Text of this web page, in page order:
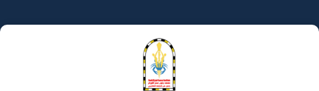
إلى
المحتوى